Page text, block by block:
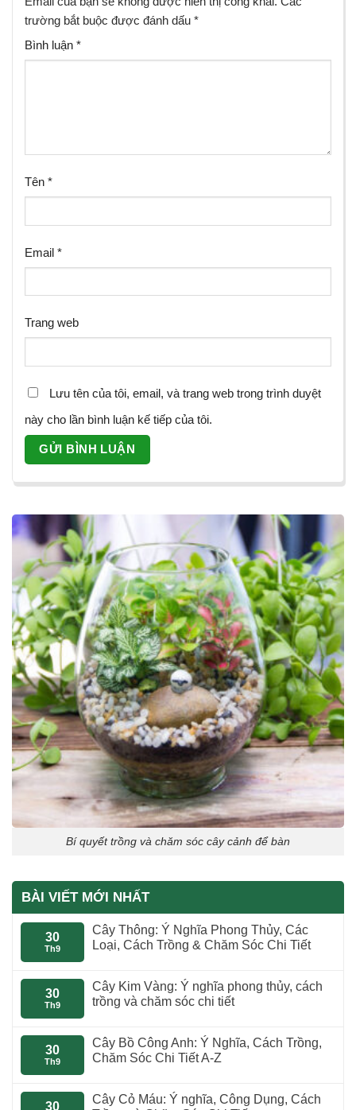
trường bắt buộc được đánh dấu *
Bình luận *
Tên *
Email *
Trang web
Lưu tên của tôi, email, và trang web trong trình duyệt
này cho lần bình luận kế tiếp của tôi.
Bí quyết trồng và chăm sóc cây cảnh để bàn
BÀI VIẾT MỚI NHẤT
30
Th9
Cây Thông: Ý Nghĩa Phong Thủy, Các
Loại, Cách Trồng & Chăm Sóc Chi Tiết
30
Th9
Cây Kim Vàng: Ý nghĩa phong thủy, cách
trồng và chăm sóc chi tiết
30
Th9
Cây Bồ Công Anh: Ý Nghĩa, Cách Trồng,
Chăm Sóc Chi Tiết A-Z
30
Cây Cỏ Máu: Ý nghĩa, Công Dụng, Cách